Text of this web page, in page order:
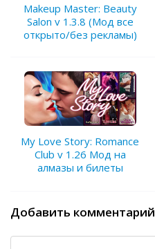
Makeup Master: Beauty
Salon v 1.3.8 (Мод все
открыто/без рекламы)
My Love Story: Romance
Club v 1.26 Мод на
алмазы и билеты
Добавить комментарий